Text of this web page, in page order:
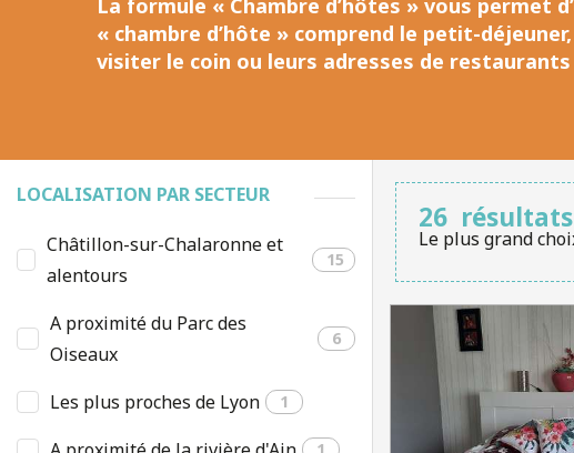
La formule « Chambre d’hôtes » vous permet
« chambre d’hôte » comprend le petit-déjeuner
visiter le coin ou leurs adresses de
LOCALISATION PAR SECTEUR
Châtillon-sur-Chalaronne et
alentours
15
A proximité du Parc des
Oiseaux
6
Les plus proches de Lyon 1
26 résultats
Le plus grand